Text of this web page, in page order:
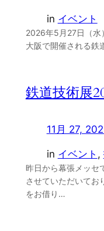
in イベント
2026年5月27日（水
大阪で開催される
鉄道技術展
11月 27,
in イベント ,
昨日から幕張メッセ
させていただいてお
をお借り…